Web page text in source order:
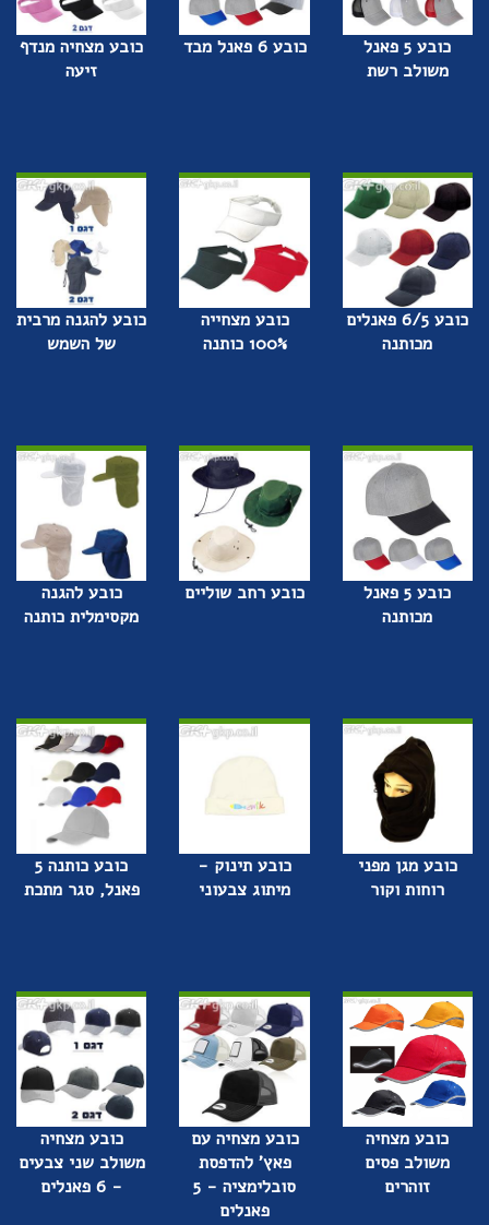
כובע 5 פאנל
משולב רשת
כובע 6 פאנל מבד
כובע מצחיה מנדף
זיעה
כובע 6/5 פאנלים
מכותנה
כובע מצחייה
100% כותנה
כובע להגנה מרבית
של השמש
כובע 5 פאנל
מכותנה
כובע רחב שוליים
כובע להגנה
מקסימלית כותנה
כובע מגן מפני
רוחות וקור
כובע תינוק -
מיתוג צבעוני
כובע כותנה 5
פאנל, סגר מתכת
כובע מצחיה
משולב פסים
זוהרים
כובע מצחיה עם
פאץ' להדפסת
סובלימציה - 5
פאנלים
כובע מצחיה
משולב שני צבעים
- 6 פאנלים